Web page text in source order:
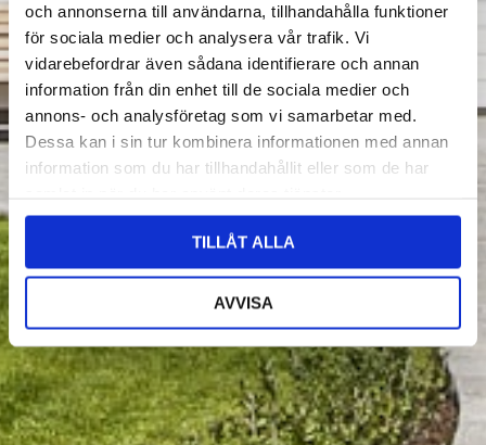
och annonserna till användarna, tillhandahålla funktioner
för sociala medier och analysera vår trafik. Vi
vidarebefordrar även sådana identifierare och annan
information från din enhet till de sociala medier och
annons- och analysföretag som vi samarbetar med.
Dessa kan i sin tur kombinera informationen med annan
information som du har tillhandahållit eller som de har
TILLÅT ALLA
AVVISA